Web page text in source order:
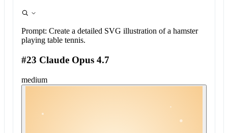
Prompt: Create a detailed SVG illustration of a hamster
playing table tennis.
#23 Claude Opus 4.7
medium